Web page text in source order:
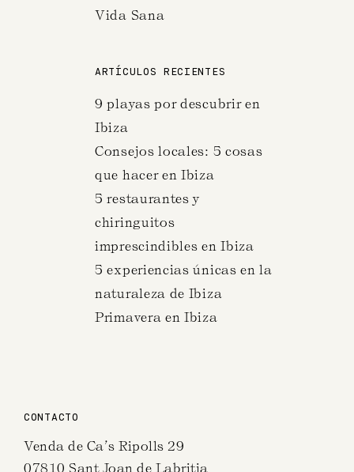
Vida Sana
ARTÍCULOS RECIENTES
9 playas por descubrir en
Ibiza
Consejos locales: 5 cosas
que hacer en Ibiza
5 restaurantes y
chiringuitos
imprescindibles en Ibiza
5 experiencias únicas en la
naturaleza de Ibiza
Primavera en Ibiza
CONTACTO
Venda de Ca’s Ripolls 29
07810 Sant Joan de Labritja